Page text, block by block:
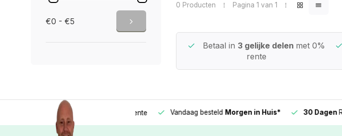
€0 - €5
0 Producten Pagina 1 van 1
Beste Service Garantie Betaal in 3 gelijke delen met 0%
rente
3 gelijke delen Vandaag besteldMorgen in Huis* 30 DagenRetour*